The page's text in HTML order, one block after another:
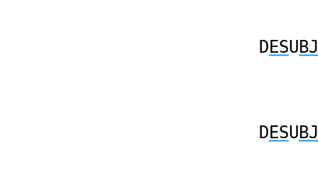
DESUBJ
DESUBJ